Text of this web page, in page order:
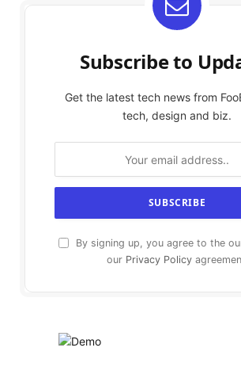
Subscribe to
Get the latest tech news from
tech, design and biz.
By signing up, you agree to the
our Privacy Policy